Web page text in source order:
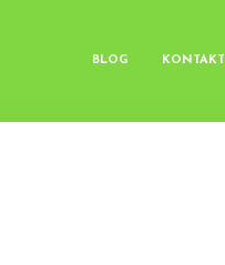
BLOG KONTAKT